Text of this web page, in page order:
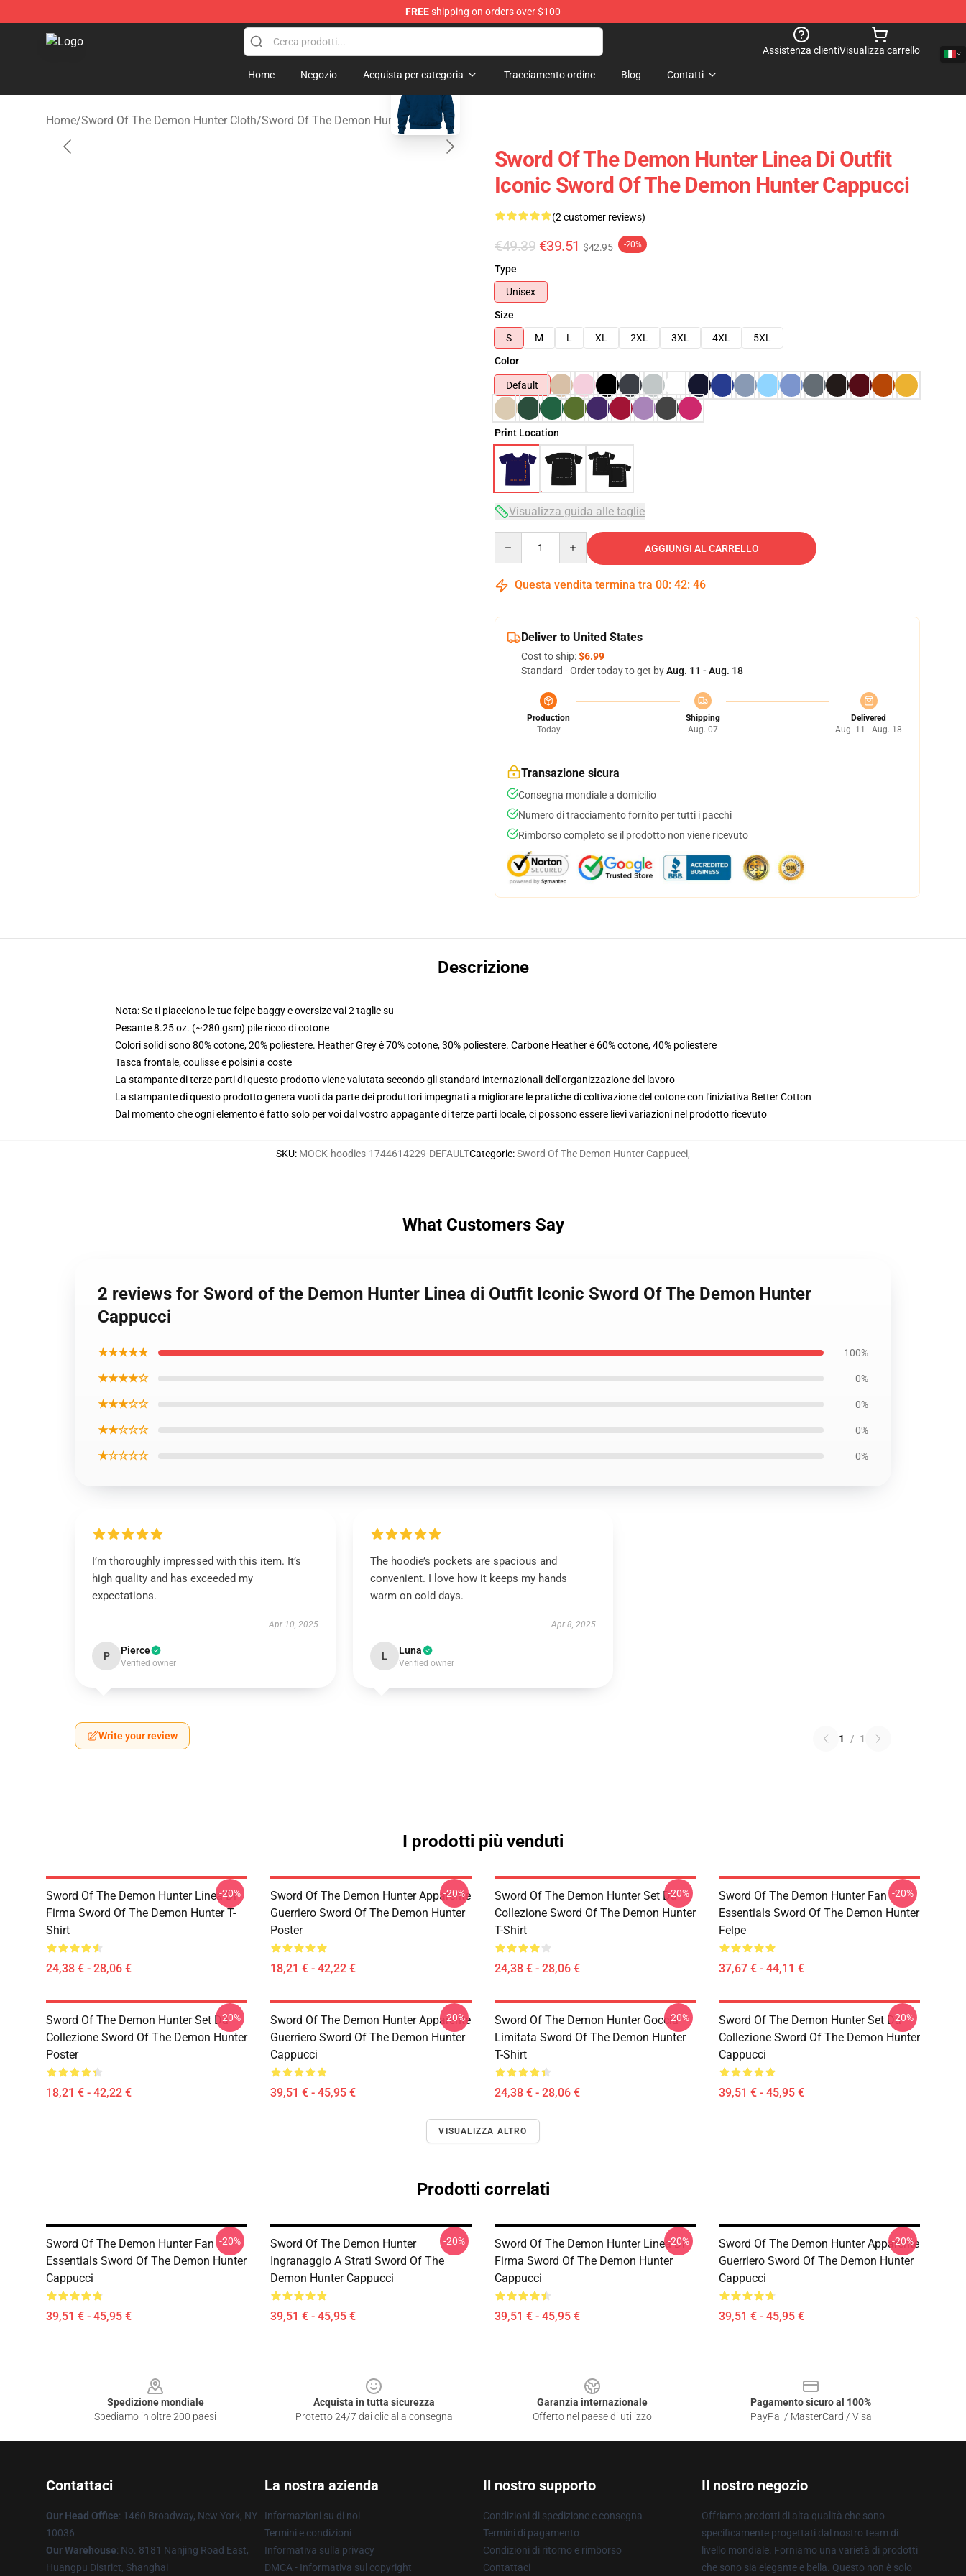
FREEshipping on orders over $100
Sword Of The Demon Hunter Shop - Official Sword Of The Demon Hunter Merchandise Store
Assistenza clientiVisualizza carrello
Home Negozio Acquista per categoria Tracciamento ordine Blog Contatti
Home/Sword Of The Demon Hunter Cloth/Sword Of The Demon Hunter Cappucci
blank template
Sword Of The Demon Hunter Linea Di Outfit
Iconic Sword Of The Demon Hunter Cappucci
(2 customer reviews)
€49.39 €39.51 $42.95 -20%
Type
Unisex
Size
S
M L XL 2XL 3XL 4XL
5XL
Color
Default
Print Location
Visualizza guida alle taglie
AGGIUNGI AL CARRELLO
Questa vendita termina tra 00: 42: 45
Deliver to United States
Cost to ship:$6.99
Standard - Order today to get byAug. 11 - Aug. 18
Production
Today
Shipping
Aug. 07
Delivered
Aug. 11 - Aug. 18
Transazione sicura
Consegna mondiale a domicilio
Numero di tracciamento fornito per tutti i pacchi
Rimborso completo se il prodotto non viene ricevuto
Descrizione
Nota: Se ti piacciono le tue felpe baggy e oversize vai 2 taglie su
Pesante 8.25 oz. (~280 gsm) pile ricco di cotone
Colori solidi sono 80% cotone, 20% poliestere. Heather Grey è 70% cotone, 30% poliestere. Carbone Heather è 60% cotone, 40% poliestere
Tasca frontale, coulisse e polsini a coste
La stampante di terze parti di questo prodotto viene valutata secondo gli standard internazionali dell'organizzazione del lavoro
La stampante di questo prodotto genera vuoti da parte dei produttori impegnati a migliorare le pratiche di coltivazione del cotone con l'iniziativa Better Cotton
Dal momento che ogni elemento è fatto solo per voi dal vostro appagante di terze parti locale, ci possono essere lievi variazioni nel prodotto ricevuto
SKU: MOCK-hoodies-1744614229-DEFAULTCategorie:Sword Of The Demon Hunter Cappucci,
What Customers Say
2 reviews for Sword of the Demon Hunter Linea di Outfit Iconic Sword Of The Demon Hunter
Cappucci
★★★★★ 100%
★★★★☆ 0%
★★★☆☆ 0%
★★☆☆☆ 0%
★☆☆☆☆ 0%
I’m thoroughly impressed with this item. It’s
high quality and has exceeded my
expectations.
Apr 10, 2025
P Pierce
Verified owner
The hoodie’s pockets are spacious and
convenient. I love how it keeps my hands
warm on cold days.
Apr 8, 2025
L Luna
Verified owner
Write your review 1 / 1
I prodotti più venduti
Sword Of The Demon Hunter Linea Di
Firma Sword Of The Demon Hunter T-
Shirt
24,38 € - 28,06 €
-20%
Sword Of The Demon Hunter Apparente
Guerriero Sword Of The Demon Hunter
Poster
18,21 € - 42,22 €
-20%
Sword Of The Demon Hunter Set Da
Collezione Sword Of The Demon Hunter
T-Shirt
24,38 € - 28,06 €
-20%
Sword Of The Demon Hunter Fan
Essentials Sword Of The Demon Hunter
Felpe
37,67 € - 44,11 €
-20%
Sword Of The Demon Hunter Set Da
Collezione Sword Of The Demon Hunter
Poster
18,21 € - 42,22 €
-20%
Sword Of The Demon Hunter Apparente
Guerriero Sword Of The Demon Hunter
Cappucci
39,51 € - 45,95 €
-20%
Sword Of The Demon Hunter Goccia
Limitata Sword Of The Demon Hunter
T-Shirt
24,38 € - 28,06 €
-20%
Sword Of The Demon Hunter Set Da
Collezione Sword Of The Demon Hunter
Cappucci
39,51 € - 45,95 €
-20%
VISUALIZZA ALTRO
Prodotti correlati
Sword Of The Demon Hunter Fan
Essentials Sword Of The Demon Hunter
Cappucci
39,51 € - 45,95 €
-20%
Sword Of The Demon Hunter
Ingranaggio A Strati Sword Of The
Demon Hunter Cappucci
39,51 € - 45,95 €
-20%
Sword Of The Demon Hunter Linea Di
Firma Sword Of The Demon Hunter
Cappucci
39,51 € - 45,95 €
-20%
Sword Of The Demon Hunter Apparente
Guerriero Sword Of The Demon Hunter
Cappucci
39,51 € - 45,95 €
-20%
Spedizione mondiale
Spediamo in oltre 200 paesi
Acquista in tutta sicurezza
Protetto 24/7 dai clic alla consegna
Garanzia internazionale
Offerto nel paese di utilizzo
Pagamento sicuro al 100%
PayPal / MasterCard / Visa
Contattaci
Our Head Office: 1460 Broadway, New York, NY
10036
Our Warehouse: No. 8181 Nanjing Road East,
Huangpu District, Shanghai
La nostra azienda
Informazioni su di noi
Termini e condizioni
Informativa sulla privacy
DMCA - Informativa sul copyright
Il nostro supporto
Condizioni di spedizione e consegna
Termini di pagamento
Condizioni di ritorno e rimborso
Contattaci
Il nostro negozio
Offriamo prodotti di alta qualità che sono
specificamente progettati dal nostro team di
livello mondiale. Forniamo una varietà di prodotti
che sono sia elegante e bella. Questo non è solo